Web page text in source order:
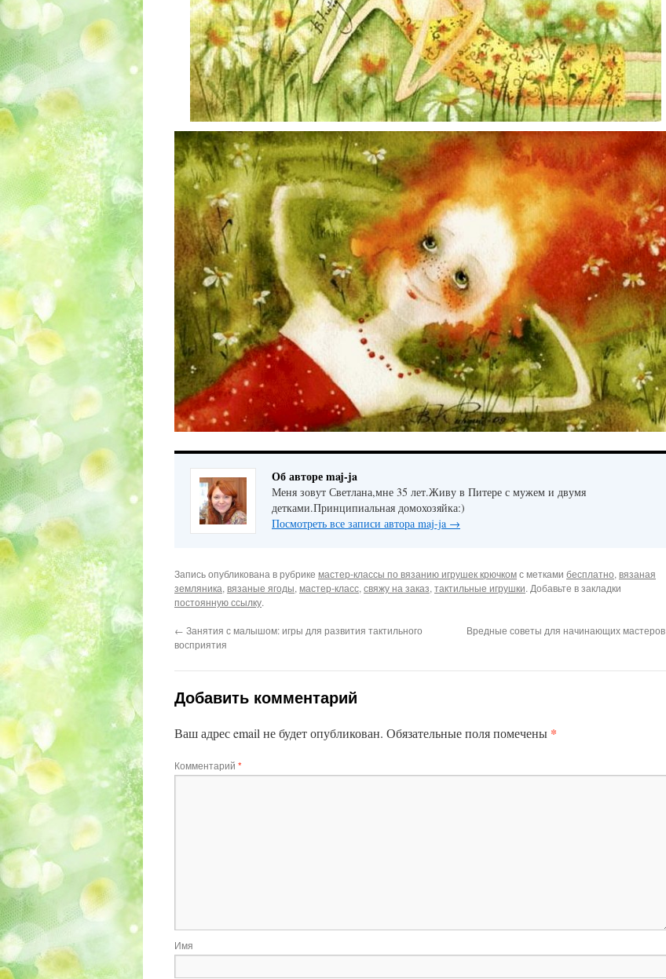
Об авторе maj-ja
Меня зовут Светлана,мне 35 лет.Живу в Питере с мужем и двумя
детками.Принципиальная домохозяйка:)
Посмотреть все записи автора maj-ja →
Запись опубликована в рубрике мастер-классы по вязанию игрушек крючкомс метками бесплатно, вязаная
земляника, вязаные ягоды, мастер-класс, свяжу на заказ, тактильные игрушки. Добавьте в закладки
постоянную ссылку.
← Занятия с малышом: игры для развития тактильного
восприятия
Вредные советы для начинающих мастеров
Добавить комментарий
Ваш адрес email не будет опубликован. Обязательные поля помечены *
Комментарий *
Имя